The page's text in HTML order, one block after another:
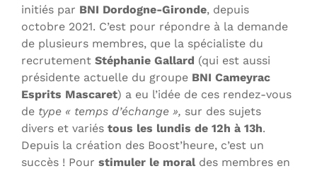
initiés par BNI Dordogne-Gironde, depuis
octobre 2021. C’est pour répondre à la demande
de plusieurs membres, que la spécialiste du
recrutement Stéphanie Gallard (qui est aussi
présidente actuelle du groupe BNI Cameyrac
Esprits Mascaret) a eu l’idée de ces rendez-vous
de type « temps d’échange », sur des sujets
divers et variés tous les lundis de 12h à 13h.
Depuis la création des Boost’heure, c’est un
succès ! Pour stimuler le moraldes membres en